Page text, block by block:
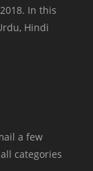
In this
Hindi
a few
categories